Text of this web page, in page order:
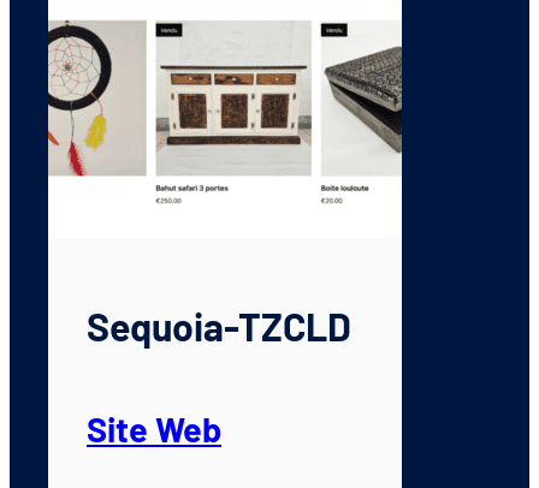
Sequoia-TZCLD
Site Web